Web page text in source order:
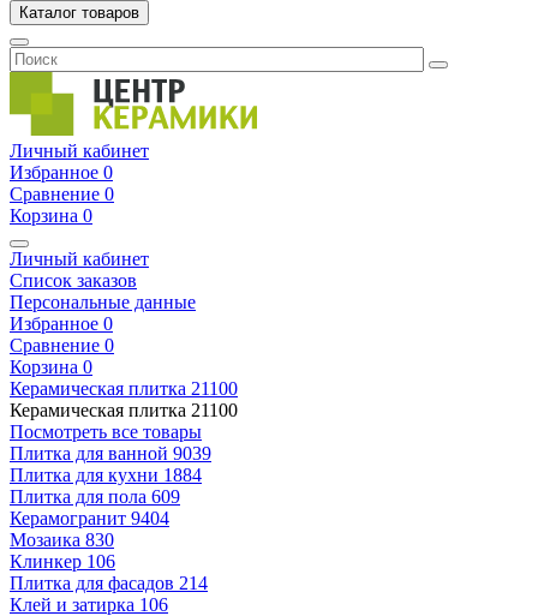
Каталог товаров
Личный кабинет
Избранное 0
Сравнение 0
Корзина 0
Личный кабинет
Список заказов
Персональные данные
Избранное 0
Сравнение 0
Корзина 0
Керамическая плитка 21100
Керамическая плитка 21100
Посмотреть все товары
Плитка для ванной 9039
Плитка для кухни 1884
Плитка для пола 609
Керамогранит 9404
Мозаика 830
Клинкер 106
Плитка для фасадов 214
Клей и затирка 106